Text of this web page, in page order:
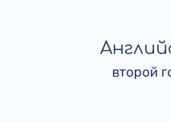
второй